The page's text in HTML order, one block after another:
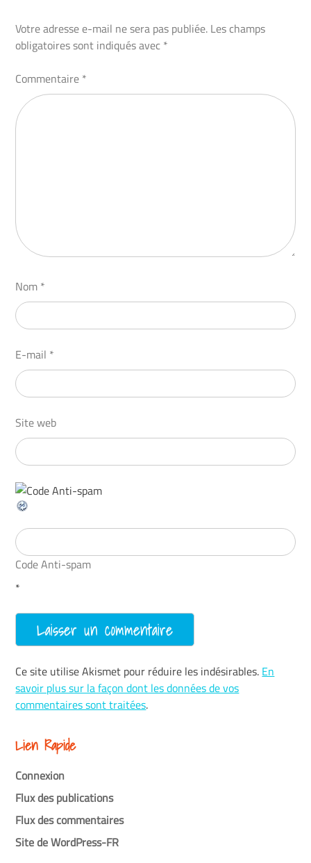
Votre adresse e-mail ne sera pas publiée. Les champs
obligatoires sont indiqués avec *
Commentaire *
Nom *
E-mail *
Site web
Code Anti-spam
*
Ce site utilise Akismet pour réduire les indésirables. En
savoir plus sur la façon dont les données de vos
commentaires sont traitées.
Lien Rapide
Connexion
Flux des publications
Flux des commentaires
Site de WordPress-FR